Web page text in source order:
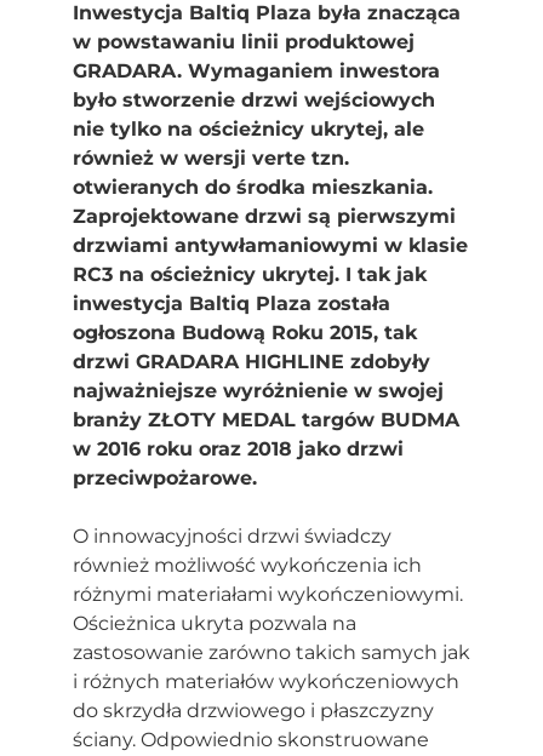
Inwestycja Baltiq Plaza była znacząca
w powstawaniu linii produktowej
GRADARA. Wymaganiem inwestora
było stworzenie drzwi wejściowych
nie tylko na ościeżnicy ukrytej, ale
również w wersji verte tzn.
otwieranych do środka mieszkania.
Zaprojektowane drzwi są pierwszymi
drzwiami antywłamaniowymi w klasie
RC3 na ościeżnicy ukrytej. I tak jak
inwestycja Baltiq Plaza została
ogłoszona Budową Roku 2015, tak
drzwi GRADARA HIGHLINE zdobyły
najważniejsze wyróżnienie w swojej
branży ZŁOTY MEDAL targów BUDMA
w 2016 roku oraz 2018 jako drzwi
przeciwpożarowe.
O innowacyjności drzwi świadczy
również możliwość wykończenia ich
różnymi materiałami wykończeniowymi.
Ościeżnica ukryta pozwala na
zastosowanie zarówno takich samych jak
i różnych materiałów wykończeniowych
do skrzydła drzwiowego i płaszczyzny
ściany. Odpowiednio skonstruowane